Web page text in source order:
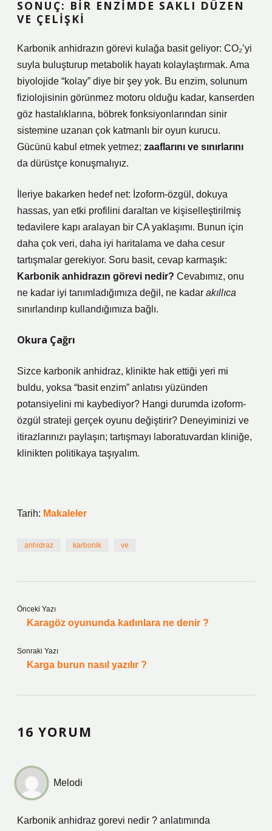
SONUÇ: BIR ENZIMDE SAKLI DÜZEN
VE ÇELIŞKI
Karbonik anhidrazın görevi kulağa basit geliyor: CO₂’yi
suyla buluşturup metabolik hayatı kolaylaştırmak. Ama
biyolojide “kolay” diye bir şey yok. Bu enzim, solunum
fiziolojisinin görünmez motoru olduğu kadar, kanserden
göz hastalıklarına, böbrek fonksiyonlarından sinir
sistemine uzanan çok katmanlı bir oyun kurucu.
Gücünü kabul etmek yetmez; zaaflarını ve sınırlarını
da dürüstçe konuşmalıyız.
İleriye bakarken hedef net: İzoform-özgül, dokuya
hassas, yan etki profilini daraltan ve kişiselleştirilmiş
tedavilere kapı aralayan bir CA yaklaşımı. Bunun için
daha çok veri, daha iyi haritalama ve daha cesur
tartışmalar gerekiyor. Soru basit, cevap karmaşık:
Karbonik anhidrazın görevi nedir? Cevabımız, onu
ne kadar iyi tanımladığımıza değil, ne kadar akıllıca
sınırlandırıp kullandığımıza bağlı.
Okura Çağrı
Sizce karbonik anhidraz, klinikte hak ettiği yeri mi
buldu, yoksa “basit enzim” anlatısı yüzünden
potansiyelini mi kaybediyor? Hangi durumda izoform-
özgül strateji gerçek oyunu değiştirir? Deneyiminizi ve
itirazlarınızı paylaşın; tartışmayı laboratuvardan kliniğe,
klinikten politikaya taşıyalım.
Tarih: Makaleler
anhidraz karbonik ve
Önceki Yazı
Karagöz oyununda kadınlara ne denir ?
Sonraki Yazı
Karga burun nasıl yazılır ?
16 YORUM
Melodi
Karbonik anhidraz gorevi nedir ? anlatımında